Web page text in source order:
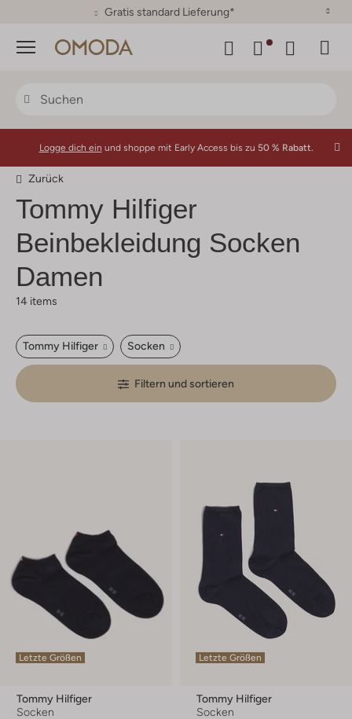
30 Tage Rückgaberecht
Menü
Logge dich ein und shoppe mit Early Access bis zu 50 % Rabatt.
Zurück
Tommy Hilfiger
Beinbekleidung Socken
Damen
14 items
Tommy Hilfiger Socken
Filtern und sortieren
Letzte Größen
Tommy Hilfiger
Socken
Letzte Größen
Tommy Hilfiger
Socken